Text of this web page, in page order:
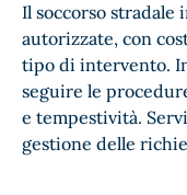
Il soccorso stradale
autorizzate, con
tipo di intervento.
seguire le
e tempestività.
gestione delle